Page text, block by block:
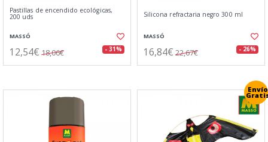
Pastillas de encendido ecológicas,
200 uds
MASSÓ
12,54€ 18,06€ - 31%
Silicona refractaria negro 300 ml
MASSÓ
16,84€ 22,67€ - 26%
Envío